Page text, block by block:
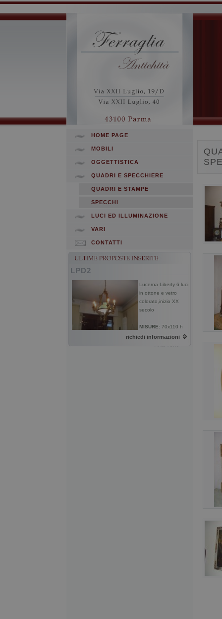
HOME PAGE
MOBILI
OGGETTISTICA
QUADRI E SPECCHIERE
QUADRI E STAMPE
SPECCHI
LUCI ED ILLUMINAZIONE
VARI
CONTATTI
LPD2
Lucerna Liberty 6 luci
in ottone e vetro
colorato,inizio XX
secolo
MISURE: 70x110 h
richiedi informazioni